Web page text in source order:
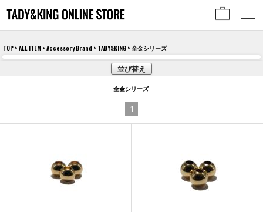
TOP > ALL ITEM > Accessory Brand > TADY&KING > 全金シリーズ
並び替え
全金シリーズ
1